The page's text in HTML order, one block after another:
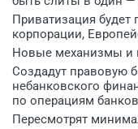
Приватизация
корпорации,
Новые механизмы и
Создадут правовую
небанковского
по операциям
Пересмотрят